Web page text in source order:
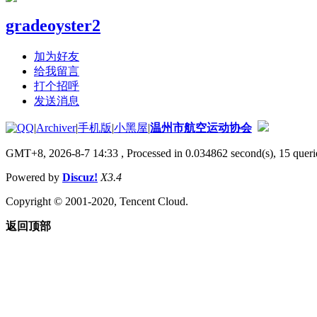
gradeoyster2
加为好友
给我留言
打个招呼
发送消息
|Archiver|手机版|小黑屋|温州市航空运动协会
GMT+8, 2026-8-7 14:33 , Processed in 0.034862 second(s), 15
Powered by Discuz! X3.4
Copyright © 2001-2020, Tencent Cloud.
返回顶部